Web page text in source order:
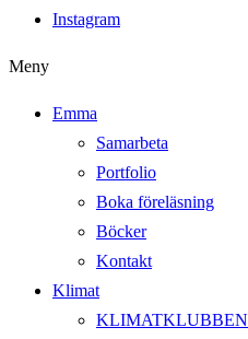
Instagram
Meny
Emma
Samarbeta
Portfolio
Boka föreläsning
Böcker
Kontakt
Klimat
KLIMATKLUBBEN